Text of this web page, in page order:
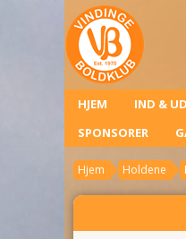
HJEM IND &
SPONSORER
Hjem Holdene